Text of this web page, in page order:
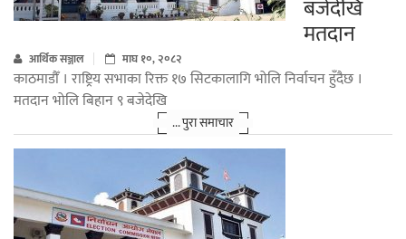
बजेदेखि
मतदान
आर्थिक सञ्जाल माघ १०, २०८२
काठमाडौँ । राष्ट्रिय सभाका रिक्त १७ सिटकालागि भोलि निर्वाचन हुँदैछ ।
मतदान भोलि बिहान ९ बजेदेखि
... पुरा समाचार